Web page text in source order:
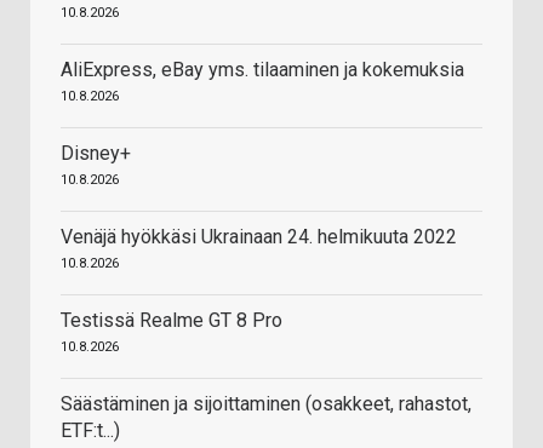
10.8.2026
AliExpress, eBay yms. tilaaminen ja kokemuksia
10.8.2026
Disney+
10.8.2026
Venäjä hyökkäsi Ukrainaan 24. helmikuuta 2022
10.8.2026
Testissä Realme GT 8 Pro
10.8.2026
Säästäminen ja sijoittaminen (osakkeet, rahastot,
ETF:t...)